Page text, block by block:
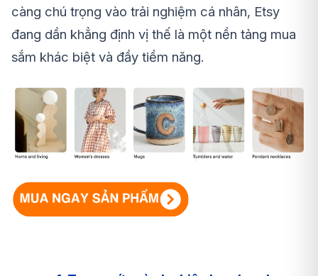
càng chú trọng vào trải nghiệm cá nhân, Etsy
đang dần khẳng định vị thế là một nền tảng mua
sắm khác biệt và đầy tiềm năng.